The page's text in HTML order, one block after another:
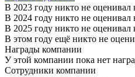
В 2023 году никто не
В 2024 году никто не
В 2025 году никто не
В этом году ещё никто не
Награды компании
У этой компании пока нет
Сотрудники компании